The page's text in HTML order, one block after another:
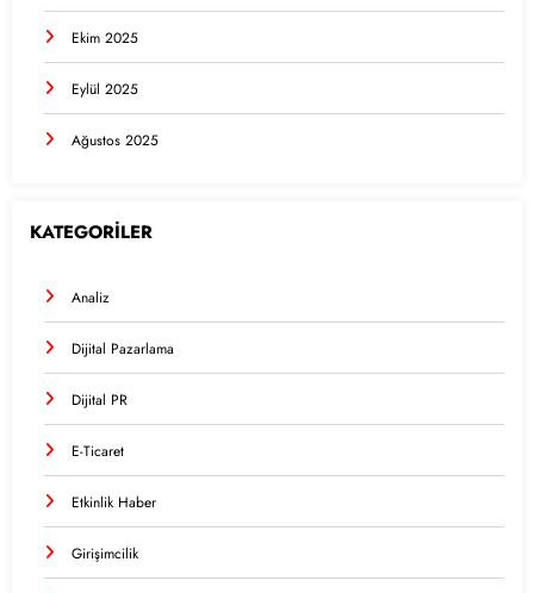
Ekim 2025
Eylül 2025
Ağustos 2025
KATEGORİLER
Analiz
Dijital Pazarlama
Dijital PR
E-Ticaret
Etkinlik Haber
Girişimcilik